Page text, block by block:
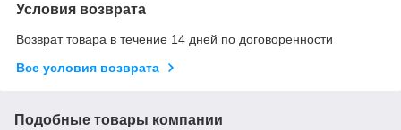
Условия возврата
Возврат товара в течение 14 дней по договоренности
Все условия возврата
Подобные товары компании